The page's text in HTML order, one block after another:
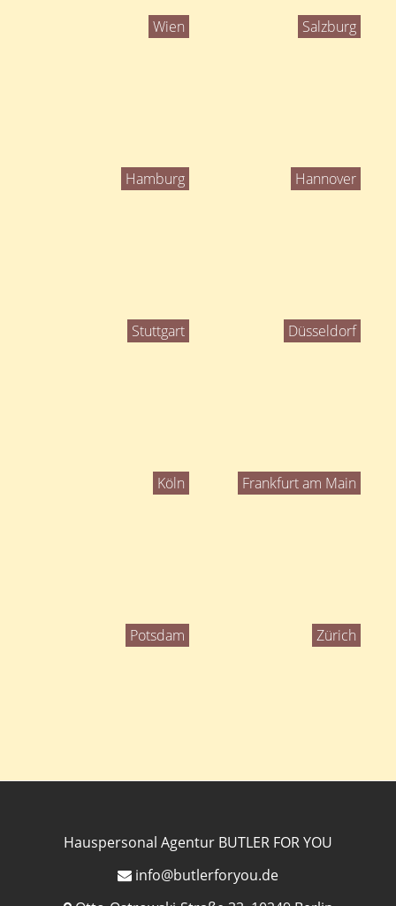
Wien Salzburg
Hamburg Hannover
Stuttgart Düsseldorf
Köln Frankfurt am Main
Potsdam Zürich
Hauspersonal Agentur BUTLER FOR YOU
info@butlerforyou.de